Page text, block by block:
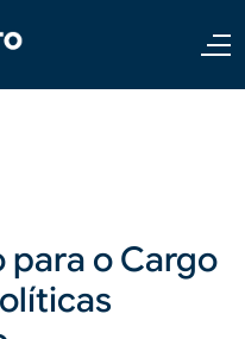
para o Cargo